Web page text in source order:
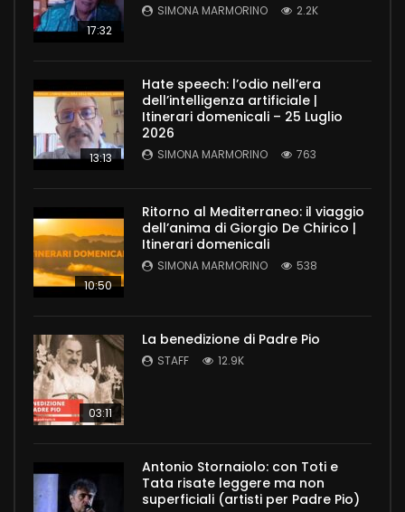
17:32
SIMONA MARMORINO 2.2K
13:13
Hate speech: l’odio nell’era
dell’intelligenza artificiale |
Itinerari domenicali – 25 Luglio
2026
SIMONA MARMORINO 763
10:50
Ritorno al Mediterraneo: il viaggio
dell’anima di Giorgio De Chirico |
Itinerari domenicali
SIMONA MARMORINO 538
03:11
La benedizione di Padre Pio
STAFF 12.9K
Antonio Stornaiolo: con Toti e
Tata risate leggere ma non
superficiali (artisti per Padre Pio)